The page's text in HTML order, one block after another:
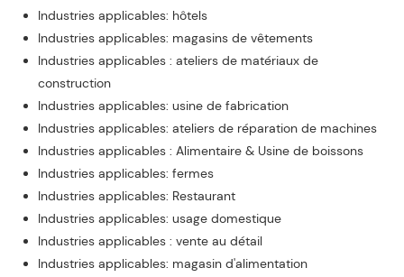
Industries applicables: hôtels
Industries applicables: magasins de vêtements
Industries applicables : ateliers de matériaux de
construction
Industries applicables: usine de fabrication
Industries applicables: ateliers de réparation de machines
Industries applicables : Alimentaire & Usine de boissons
Industries applicables: fermes
Industries applicables: Restaurant
Industries applicables: usage domestique
Industries applicables : vente au détail
Industries applicables: magasin d'alimentation